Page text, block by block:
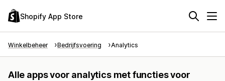
Shopify App Store
Winkelbeheer Bedrijfsvoering Analytics
Alle apps voor analytics met functies voor